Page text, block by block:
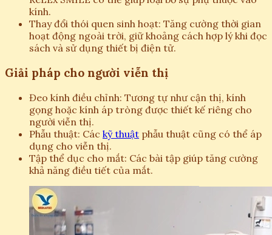
kính.
Thay đổi thói quen sinh hoạt: Tăng cường thời gian
hoạt động ngoài trời, giữ khoảng cách hợp lý khi đọc
sách và sử dụng thiết bị điện tử.
Giải pháp cho người viễn thị
Đeo kính điều chỉnh: Tương tự như cận thị, kính
gọng hoặc kính áp tròng được thiết kế riêng cho
người viễn thị.
Phẫu thuật: Các kỹ thuật phẫu thuật cũng có thể áp
dụng cho viễn thị.
Tập thể dục cho mắt: Các bài tập giúp tăng cường
khả năng điều tiết của mắt.